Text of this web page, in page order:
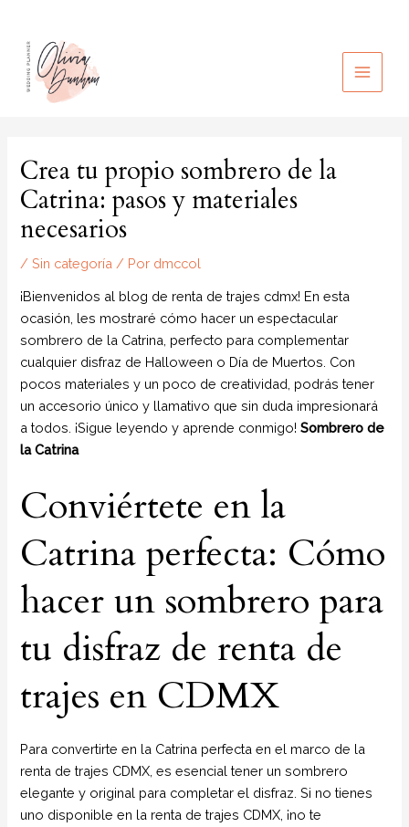
contenido
MAIN
Crea tu propio sombrero de la
Catrina: pasos y materiales
necesarios
/Sin categoría / Por dmccol
¡Bienvenidos al blog de renta de trajes cdmx! En esta
ocasión, les mostraré cómo hacer un espectacular
sombrero de la Catrina, perfecto para complementar
cualquier disfraz de Halloween o Día de Muertos. Con
pocos materiales y un poco de creatividad, podrás tener
un accesorio único y llamativo que sin duda impresionará
a todos. ¡Sigue leyendo y aprende conmigo!Sombrero de
la Catrina
Conviértete en la
Catrina perfecta: Cómo
hacer un sombrero para
tu disfraz de renta de
trajes en CDMX
Para convertirte en la Catrina perfecta en el marco de la
renta de trajes CDMX, es esencial tener un sombrero
elegante y original para completar el disfraz. Si no tienes
uno disponible en la renta de trajes CDMX, ¡no te